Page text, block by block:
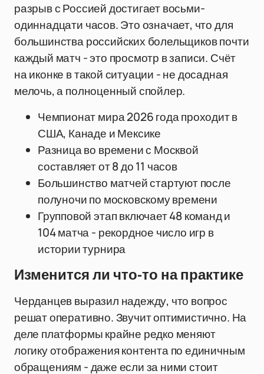
разрыв с Россией достигает восьми-
одиннадцати часов. Это означает, что для
большинства российских болельщиков почти
каждый матч - это просмотр в записи. Счёт
на иконке в такой ситуации - не досадная
мелочь, а полноценный спойлер.
Чемпионат мира 2026 года проходит в
США, Канаде и Мексике
Разница во времени с Москвой
составляет от 8 до 11 часов
Большинство матчей стартуют после
полуночи по московскому времени
Групповой этап включает 48 команд и
104 матча - рекордное число игр в
истории турнира
Изменится ли что-то на практике
Черданцев выразил надежду, что вопрос
решат оперативно. Звучит оптимистично. На
деле платформы крайне редко меняют
логику отображения контента по единичным
обращениям - даже если за ними стоит